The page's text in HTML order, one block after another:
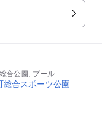
あったり、ボルタリ
。広い芝生では、テ
合公園, プール